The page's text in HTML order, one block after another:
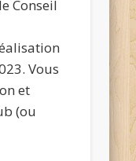
Conseil
Vous
et
(ou